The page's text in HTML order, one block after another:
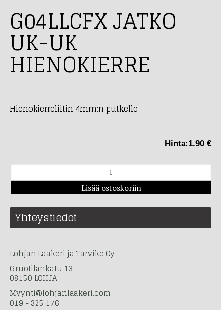
G04LLCFX JATKO
UK-UK
HIENOKIERRE
Hienokierreliitin 4mm:n putkelle
Hinta:1.90 €
Yhteystiedot
Lohjan Laakeri ja Tarvike Oy
Gruotilankatu 13
08150 LOHJA
Myynti@lohjanlaakeri.com
019 - 325 176